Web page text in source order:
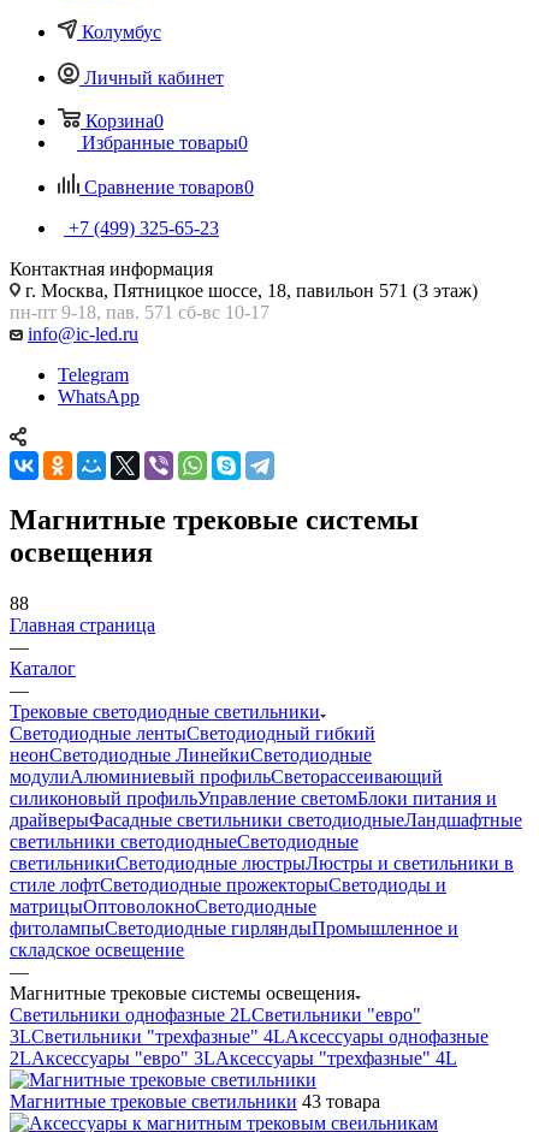
Колумбус
Личный кабинет
Корзина0
Избранные товары0
Сравнение товаров0
+7 (499) 325-65-23
Контактная информация
г. Москва, Пятницкое шоссе, 18, павильон 571 (3 этаж)
пн-пт 9-18, пав. 571 сб-вс 10-17
info@ic-led.ru
Telegram
WhatsApp
Магнитные трековые системы
освещения
88
Главная страница
—
Каталог
—
Трековые светодиодные светильники
Светодиодные лентыСветодиодный гибкий
неонСветодиодные ЛинейкиСветодиодные
модулиАлюминиевый профильСветорассеивающий
силиконовый профильУправление светомБлоки питания и
драйверыФасадные светильники светодиодныеЛандшафтные
светильники светодиодныеСветодиодные
светильникиСветодиодные люстрыЛюстры и светильники в
стиле лофтСветодиодные прожекторыСветодиоды и
матрицыОптоволокноСветодиодные
фитолампыСветодиодные гирляндыПромышленное и
складское освещение
—
Магнитные трековые системы освещения
Светильники однофазные 2LСветильники "евро"
3LСветильники "трехфазные" 4LАксессуары однофазные
2LАксессуары "евро" 3LАксессуары "трехфазные" 4L
Магнитные трековые светильники 43 товара